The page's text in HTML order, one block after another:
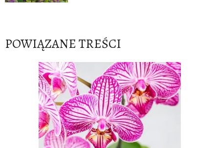
POWIĄZANE TREŚCI